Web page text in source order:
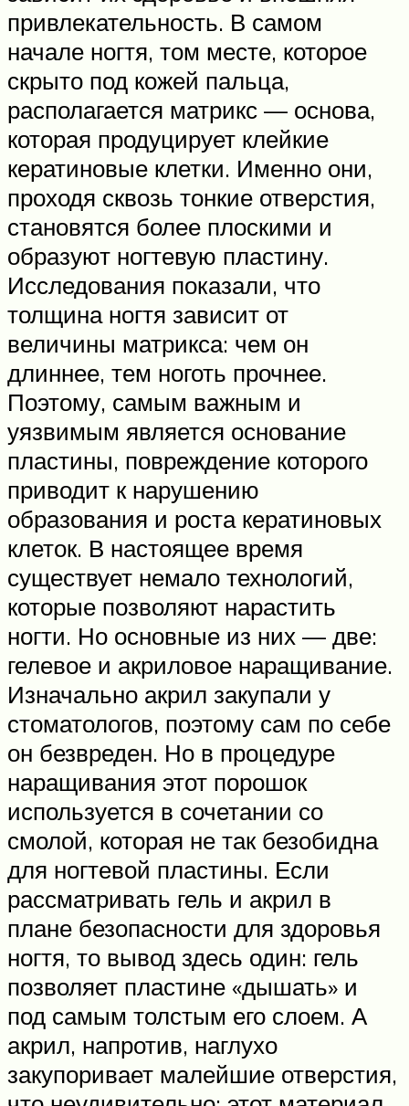
привлекательность. В самом
начале ногтя, том месте, которое
скрыто под кожей пальца,
располагается матрикс — основа,
которая продуцирует клейкие
кератиновые клетки. Именно они,
проходя сквозь тонкие отверстия,
становятся более плоскими и
образуют ногтевую пластину.
Исследования показали, что
толщина ногтя зависит от
величины матрикса: чем он
длиннее, тем ноготь прочнее.
Поэтому, самым важным и
уязвимым является основание
пластины, повреждение которого
приводит к нарушению
образования и роста кератиновых
клеток. В настоящее время
существует немало технологий,
которые позволяют нарастить
ногти. Но основные из них — две:
гелевое и акриловое наращивание.
Изначально акрил закупали у
стоматологов, поэтому сам по себе
он безвреден. Но в процедуре
наращивания этот порошок
используется в сочетании со
смолой, которая не так безобидна
для ногтевой пластины. Если
рассматривать гель и акрил в
плане безопасности для здоровья
ногтя, то вывод здесь один: гель
позволяет пластине «дышать» и
под самым толстым его слоем. А
акрил, напротив, наглухо
закупоривает малейшие отверстия,